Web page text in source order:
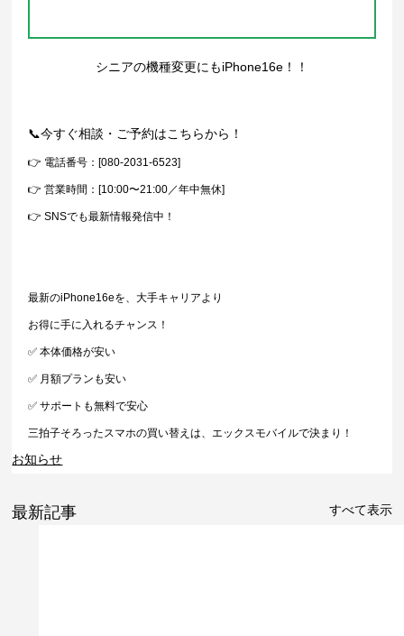
シニアの機種変更にもiPhone16e！！
📞今すぐ相談・ご予約はこちらから！
👉 電話番号：[080-2031-6523]
👉 営業時間：[10:00〜21:00／年中無休]
👉 SNSでも最新情報発信中！
最新のiPhone16eを、大手キャリアより
お得に手に入れるチャンス！
✅ 本体価格が安い
✅ 月額プランも安い
✅ サポートも無料で安心
三拍子そろったスマホの買い替えは、エックスモバイルで決まり！
お知らせ
最新記事 すべて表示